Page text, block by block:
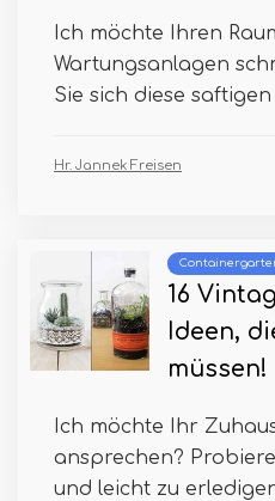
Ich möchte Ihren
Wartungsanlagen
Sie sich diese saftigen
Hr. Jannek Freisen
16
Ideen,
müssen!
Ich möchte Ihr
ansprechen?
und leicht zu